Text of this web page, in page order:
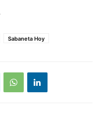
Sabaneta Hoy